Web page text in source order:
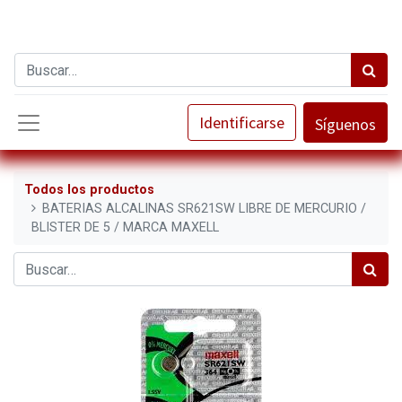
Identificarse Síguenos
Todos los productos
BATERIAS ALCALINAS SR621SW LIBRE DE MERCURIO /
BLISTER DE 5 / MARCA MAXELL